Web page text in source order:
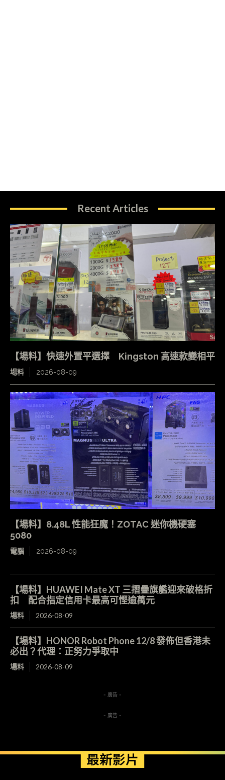
Recent Articles
【場料】快速外置平選擇 Kingston 高速款變相平
場料 2026-08-09
【場料】8.48L 性能狂魔！ZOTAC 迷你機硬塞
5080
電腦 2026-08-09
【場料】HUAWEI Mate XT 三摺疊旗艦迎來破格折
扣 配合指定信用卡最高可慳逾萬元
場料 2026-08-09
【場料】HONOR Robot Phone 12/8 發佈但香港未
必出？代理：正努力爭取中
場料 2026-08-09
- 廣告 -
- 廣告 -
最新影片